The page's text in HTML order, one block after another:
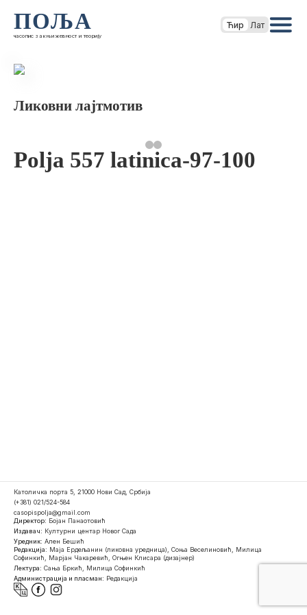
ПОЉА
часопис за књижевност и теорију
Ћир Лат
Ликовни лајтмотив
Polja 557 latinica-97-100
Католичка порта 5, 21000 Нови Сад, Србија
(+381) 021/524-584
casopispolja@gmail.com
Директор: Бојан Панаотовић
Издавач: Културни центар Новог Сада
Уредник: Ален Бешић
Редакција: Маја Ердељанин (ликовна уредница), Соња Веселиновић, Милица
Софинкић, Марјан Чакаревић, Огњен Клисара (дизајнер)
Лектура: Сања Бркић, Милица Софинкић
Администрација и пласман: Редакција